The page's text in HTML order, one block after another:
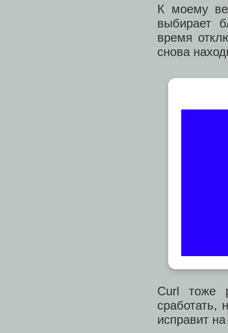
К моему
выбирает
время
снова
Curl тоже
сработать,
исправит